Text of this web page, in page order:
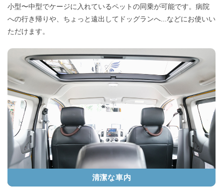
小型〜中型でケージに入れているペットの同乗が可能です。病院
への行き帰りや、ちょっと遠出してドッグランへ...などにお使いい
ただけます。
清潔な車内